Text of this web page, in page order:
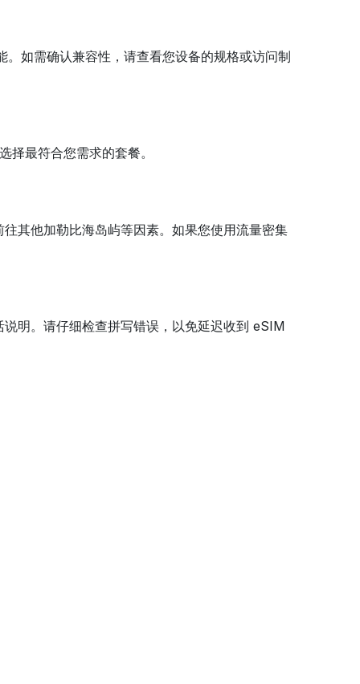
如需确认兼容性，请查看您设备的规格或访问制
最符合您需求的套餐。
其他加勒比海岛屿等因素。如果您使用流量密集
明。请仔细检查拼写错误，以免延迟收到 eSIM